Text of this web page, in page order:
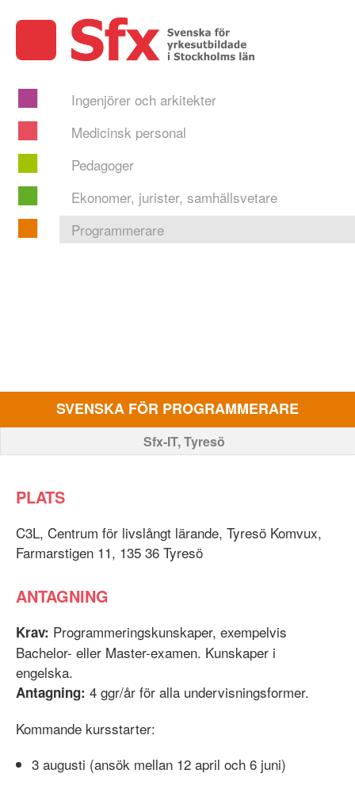
Ingenjörer och arkitekter
Medicinsk personal
Pedagoger
Ekonomer, jurister, samhällsvetare
Programmerare
SVENSKA FÖR PROGRAMMERARE
Sfx-IT, Tyresö
PLATS
C3L, Centrum för livslångt lärande, Tyresö Komvux,
Farmarstigen 11, 135 36 Tyresö
ANTAGNING
Krav: Programmeringskunskaper, exempelvis
Bachelor- eller Master-examen. Kunskaper i
engelska.
Antagning: 4 ggr/år för alla undervisningsformer.
Kommande kursstarter:
3 augusti (ansök mellan 12 april och 6 juni)